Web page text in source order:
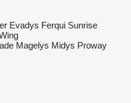
Evadys Ferqui Sunrise
Magelys Midys Proway